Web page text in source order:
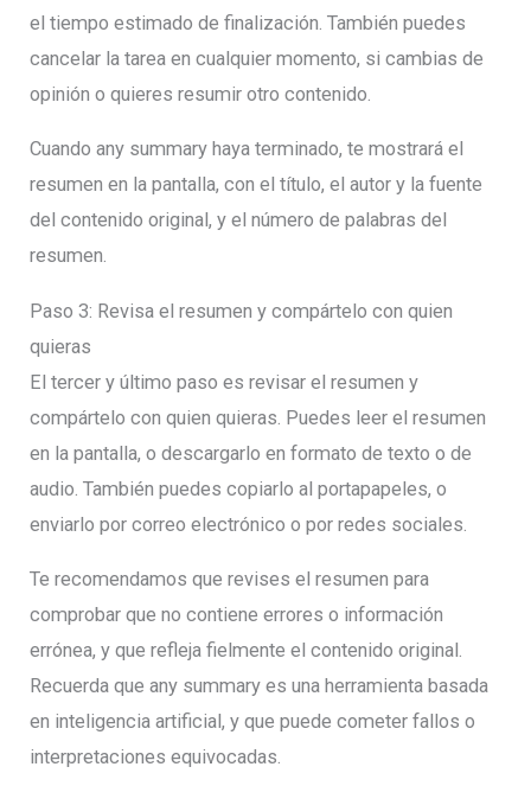
el tiempo estimado de finalización. También puedes
cancelar la tarea en cualquier momento, si cambias de
opinión o quieres resumir otro contenido.
Cuando any summary haya terminado, te mostrará el
resumen en la pantalla, con el título, el autor y la fuente
del contenido original, y el número de palabras del
resumen.
Paso 3: Revisa el resumen y compártelo con quien
quieras
El tercer y último paso es revisar el resumen y
compártelo con quien quieras. Puedes leer el resumen
en la pantalla, o descargarlo en formato de texto o de
audio. También puedes copiarlo al portapapeles, o
enviarlo por correo electrónico o por redes sociales.
Te recomendamos que revises el resumen para
comprobar que no contiene errores o información
errónea, y que refleja fielmente el contenido original.
Recuerda que any summary es una herramienta basada
en inteligencia artificial, y que puede cometer fallos o
interpretaciones equivocadas.